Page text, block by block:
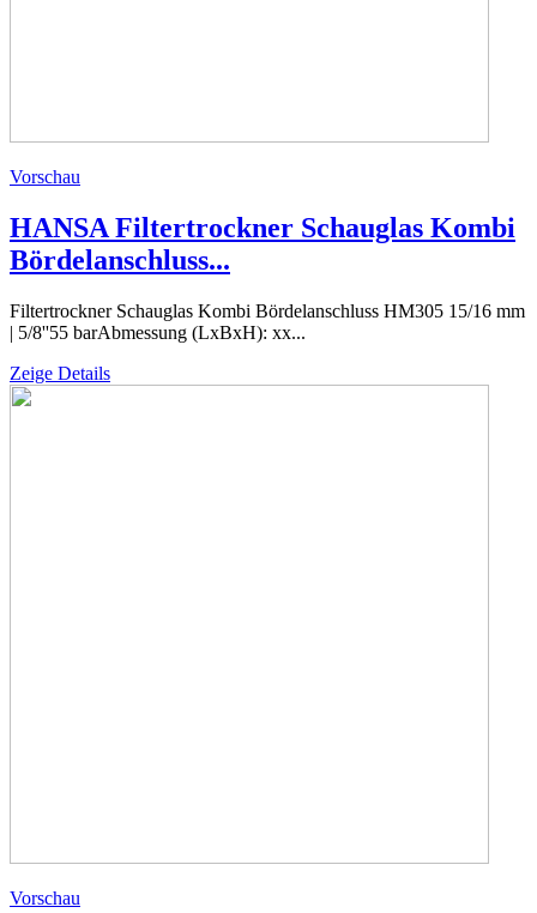
Vorschau
HANSA Filtertrockner Schauglas Kombi
Bördelanschluss...
Filtertrockner Schauglas Kombi Bördelanschluss HM305 15/16 mm
| 5/8''55 barAbmessung (LxBxH): xx...
Zeige Details
Vorschau